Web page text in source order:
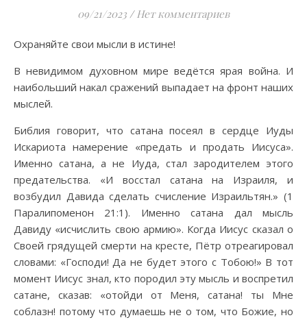
09/21/2023 / Нет комментариев
Охраняйте свои мысли в истине!
В невидимом духовном мире ведётся ярая война. И
наибольший накал сражений выпадает на фронт наших
мыслей.
Библия говорит, что сатана посеял в сердце Иуды
Искариота намерение «предать и продать Иисуса».
Именно сатана, а не Иуда, стал зародителем этого
предательства. «И восстал сатана на Израиля, и
возбудил Давида сделать счисление Израильтян.» (1
Паралипоменон 21:1). Именно сатана дал мысль
Давиду «исчислить свою армию». Когда Иисус сказал о
Своей грядущей смерти на кресте, Пётр отреагировал
словами: «Господи! Да не будет этого с Тобою!» В тот
момент Иисус знал, кто породил эту мысль и воспретил
сатане, сказав: «отойди от Меня, сатана! ты Мне
соблазн! потому что думаешь не о том, что Божие, но